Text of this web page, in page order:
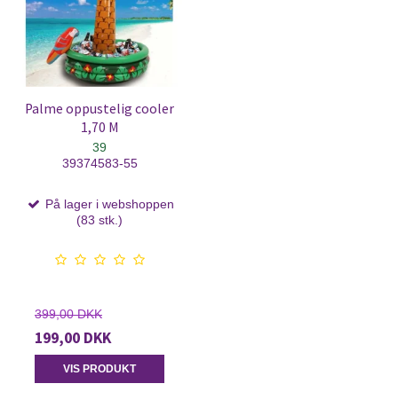
Palme oppustelig cooler
1,70 M
39
39374583-55
På lager i webshoppen
(83 stk.)
399,00 DKK
199,00 DKK
VIS PRODUKT